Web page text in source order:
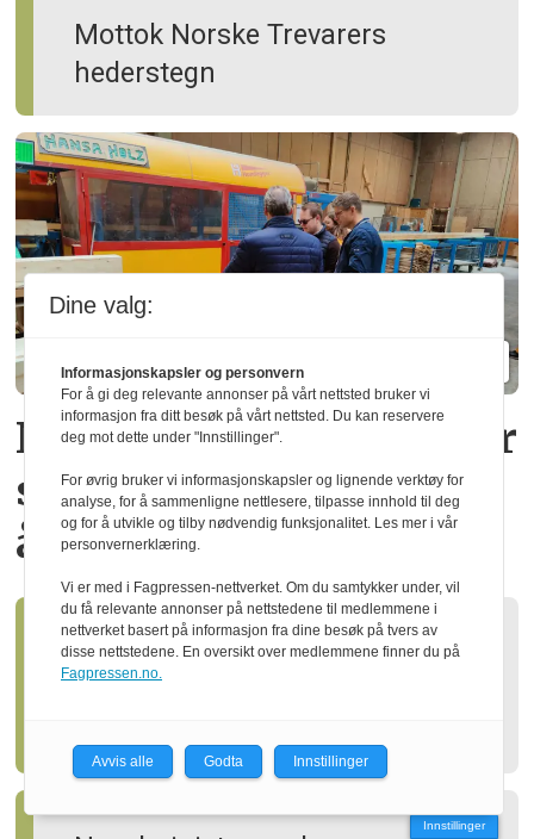
Mottok Norske Trevarers
hederstegn
Norwegian Wood Cluster
skal hjelpemedlemmer
å satse utenlands
Manglende standarder
Innstillinger
Dine valg:
Informasjonskapsler og personvern
For å gi deg relevante annonser på vårt nettsted bruker vi
informasjon fra ditt besøk på vårt nettsted. Du kan reservere
deg mot dette under "Innstillinger".
For øvrig bruker vi informasjonskapsler og lignende verktøy for
analyse, for å sammenligne nettlesere, tilpasse innhold til deg
og for å utvikle og tilby nødvendig funksjonalitet. Les mer i vår
personvernerklæring.
Vi er med i Fagpressen-nettverket. Om du samtykker under, vil
du få relevante annonser på nettstedene til medlemmene i
nettverket basert på informasjon fra dine besøk på tvers av
disse nettstedene. En oversikt over medlemmene finner du på
Fagpressen.no.
Avvis alle Godta Innstillinger